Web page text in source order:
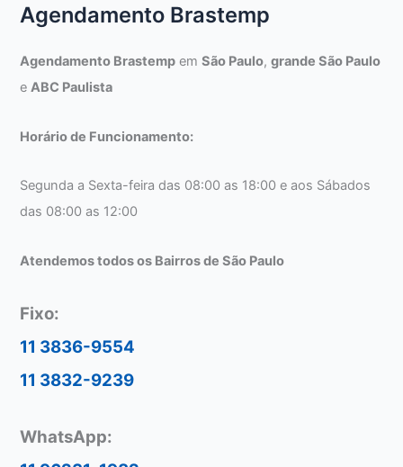
Agendamento Brastemp
Agendamento Brastemp emSão Paulo,grande São Paulo
eABC Paulista
Horário de Funcionamento:
Segunda a Sexta-feira das 08:00 as 18:00 e aos Sábados
das 08:00 as 12:00
Atendemos todos os Bairros de São Paulo
Fixo:
11 3836-9554
11 3832-9239
WhatsApp: